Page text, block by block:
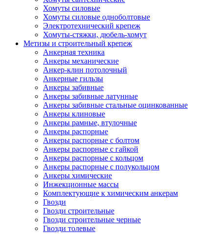
Хомуты силовые
Хомуты силовые одноболтовые
Электротехнический крепеж
Хомуты-стяжки, дюбель-хомут
Метизы и строительный крепеж
Анкерная техника
Анкеры механические
Анкер-клин потолочный
Анкерные гильзы
Анкеры забивные
Анкеры забивные латунные
Анкеры забивные стальные оцинкованные
Анкеры клиновые
Анкеры рамные, втулочные
Анкеры распорные
Анкеры распорные с болтом
Анкеры распорные с гайкой
Анкеры распорные с кольцом
Анкеры распорные с полукольцом
Анкеры химические
Инжекционные массы
Комплектующие к химическим анкерам
Гвозди
Гвозди строительные
Гвозди строительные черные
Гвозди толевые